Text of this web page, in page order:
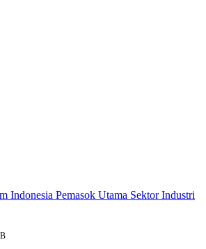
Indonesia Pemasok Utama Sektor Industri